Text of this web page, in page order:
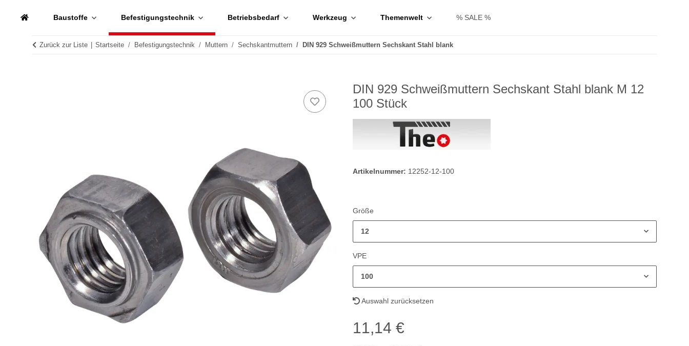
Baustoffe Befestigungstechnik Betriebsbedarf Werkzeug Themenwelt % SALE %
Zurück zur Liste Startseite Befestigungstechnik Muttern Sechskantmuttern DIN 929 Schweißmuttern Sechskant Stahl blank
DIN 929 Schweißmuttern Sechskant Stahl blank M 12
100 Stück
Artikelnummer: 12252-12-100
Größe
12
VPE
100
Auswahl zurücksetzen
11,14 €